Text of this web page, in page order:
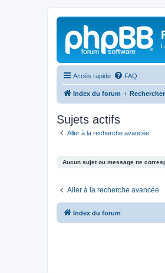
Accès rapide FAQ
Index du forum Rechercher
Sujets actifs
Aller à la recherche avancée
Aucun sujet ou message ne
Aller à la recherche avancée
Index du forum